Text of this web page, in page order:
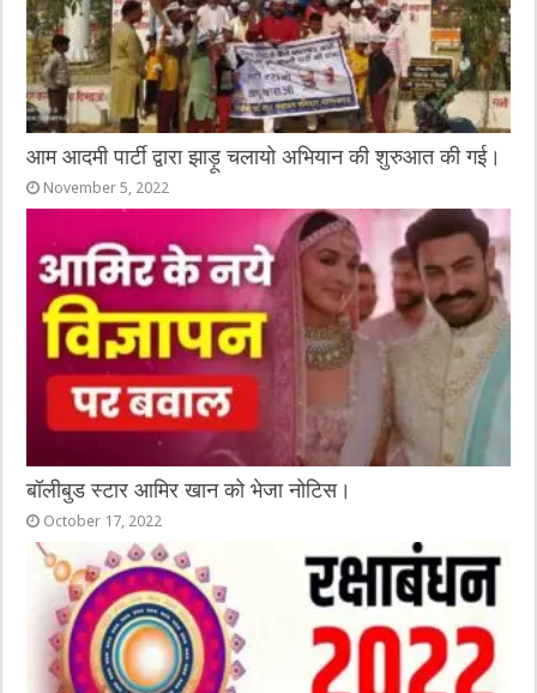
आम आदमी पार्टी द्वारा झाड़ू चलायो अभियान की शुरुआत की गई।
November 5, 2022
बॉलीबुड स्टार आमिर खान को भेजा नोटिस।
October 17, 2022